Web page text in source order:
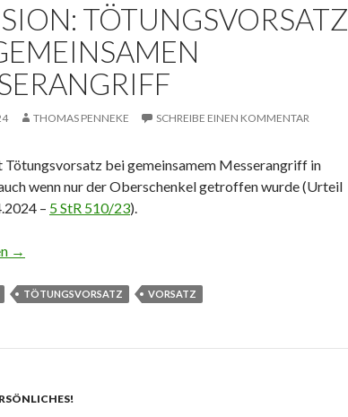
TÖTUNGSVORSATZ
THOMAS PENNEKE SCHREIBE EINEN KOMMENTAR
Tötungsvorsatz bei gemeinsamem Messerangriff in
wenn nur der Oberschenkel getroffen wurde (Urteil
– 5 StR 510/23).
bei gemeinsamen Messerangriff
→
TÖTUNGSVORSATZ VORSATZ